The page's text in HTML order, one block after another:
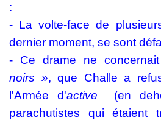
:
- La volte-face de
dernier moment, se sont
- Ce drame ne
noirs », que Challe a
l'Armée d'active
(en
parachutistes qui étaient